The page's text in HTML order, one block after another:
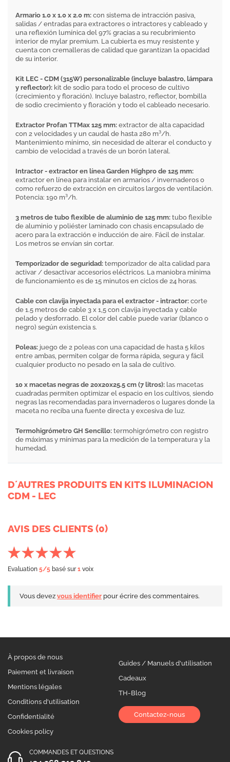
Armario 1.0 x 1.0 x 2.0 m: con sistema de intracción pasiva,
salidas / entradas para extractores o intractores y cableado y
una reflexión lumínica del 97% gracias a su recubrimiento
interior de mylar premium. La cubierta es muy resistente y
cuenta con cremalleras de calidad que garantizan la opacidad
de su interior.
Kit LEC - CDM (315W) personalizable (incluye balastro, lámpara
y reflector): kit de sodio para todo el proceso de cultivo
(crecimiento y floración). Incluye balastro, reflector, bombilla
de sodio crecimiento y floración y todo el cableado necesario.
Extractor Profan TTMax 125 mm: extractor de alta capacidad
con 2 velocidades y un caudal de hasta 280 m³/h.
Mantenimiento mínimo, sin necesidad de alterar el conducto y
cambio de velocidad a través de un borón lateral.
Intractor - extractor en línea Garden Highpro de 125 mm:
extractor en línea para instalar en armarios / invernaderos o
como refuerzo de extracción en circuitos largos de ventilación.
Potencia: 190 m³/h.
3 metros de tubo flexible de aluminio de 125 mm: tubo flexible
de aluminio y poliéster laminado con chasis encapsulado de
acero para la extracción e inducción de aire. Fácil de instalar.
Los metros se envían sin cortar.
Temporizador de seguridad: temporizador de alta calidad para
activar / desactivar accesorios eléctricos. La maniobra mínima
de funcionamiento es de 15 minutos en ciclos de 24 horas.
Cable con clavija inyectada para el extractor - intractor: corte
de 1.5 metros de cable 3 x 1,5 con clavija inyectada y cable
pelado y desforrado. El color del cable puede variar (blanco o
negro) según existencia s.
Poleas: juego de 2 poleas con una capacidad de hasta 5 kilos
entre ambas, permiten colgar de forma rápida, segura y fácil
cualquier producto no pesado en la sala de cultivo.
10 x macetas negras de 20x20x25.5 cm (7 litros): las macetas
cuadradas permiten optimizar el espacio en los cultivos, siendo
negras las recomendadas para invernaderos o lugares donde la
maceta no reciba una fuente directa y excesiva de luz.
Termohigrómetro GH Sencillo: termohigrómetro con registro
de máximas y mínimas para la medición de la temperatura y la
humedad.
D´AUTRES PRODUITS EN KITS ILUMINACION
CDM - LEC
AVIS DES CLIENTS (0)
Evaluation 5/5 basé sur1 voix
Vous devez vous identifier pour écrire des commentaires.
À propos de nous
Paiement et livraison
Mentions légales
Conditions d'utilisation
Confidentialité
Cookies policy
Guides / Manuels d'utilisation
Cadeaux
TH-Blog
Contactez-nous
COMMANDES ET QUESTIONS